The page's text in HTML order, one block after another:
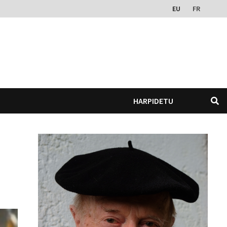
EU FR
HARPIDETU